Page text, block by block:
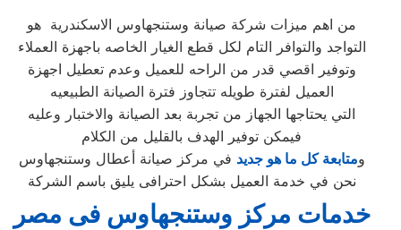
من اهم ميزات شركة صيانة وستنجهاوس الاسكندرية هو
التواجد والتوافر التام لكل قطع الغيار الخاصه باجهزة العملاء
وتوفير اقصي قدر من الراحه للعميل وعدم تعطيل اجهزة
العميل لفترة طويله تتجاوز فترة الصيانة الطبيعيه
التي يحتاجها الجهاز من تجربة بعد الصيانة والاختبار وعليه
فيمكن توفير الهدف بالقليل من الكلام
ومتابعة كل ما هو جديد في مركز صيانة أعطال وستنجهاوس
نحن في خدمة العميل بشكل احترافى يليق باسم الشركة
خدمات مركز وستنجهاوس فى مصر